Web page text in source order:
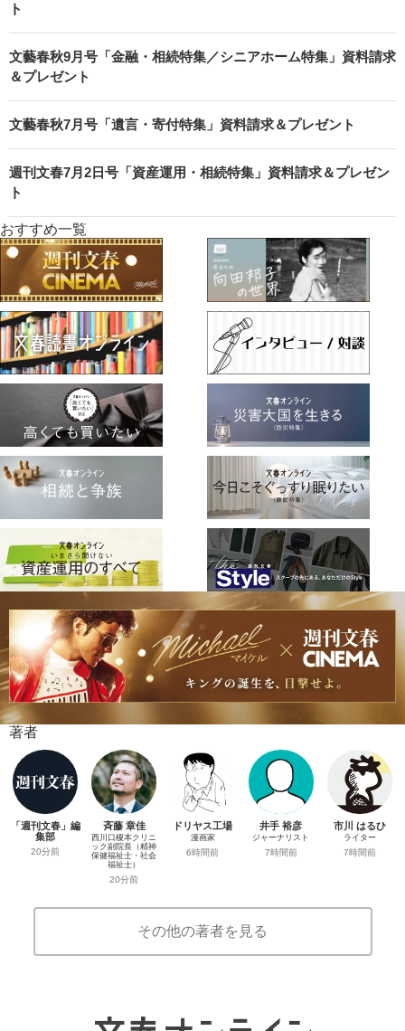
ト
文藝春秋9月号「金融・相続特集／シニアホーム特集」資料請求
＆プレゼント
文藝春秋7月号「遺言・寄付特集」資料請求＆プレゼント
週刊文春7月2日号「資産運用・相続特集」資料請求＆プレゼン
ト
おすすめ一覧
著者
「週刊文春」編
集部
20分前
斉藤 章佳
西川口榎本クリニ
ック副院長（精神
保健福祉士・社会
福祉士）
20分前
ドリヤス工場
漫画家
6時間前
井手 裕彦
ジャーナリスト
7時間前
市川 はるひ
ライター
7時間前
その他の著者を見る